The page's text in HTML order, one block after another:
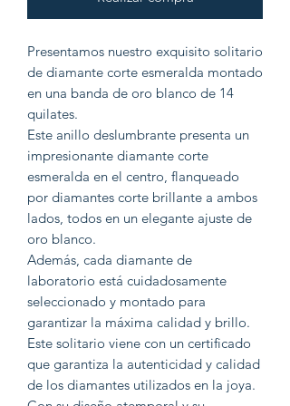
Presentamos nuestro exquisito solitario
de diamante corte esmeralda montado
en una banda de oro blanco de 14
quilates.
Este anillo deslumbrante presenta un
impresionante diamante corte
esmeralda en el centro, flanqueado
por diamantes corte brillante a ambos
lados, todos en un elegante ajuste de
oro blanco.
Además, cada diamante de
laboratorio está cuidadosamente
seleccionado y montado para
garantizar la máxima calidad y brillo.
Este solitario viene con un certificado
que garantiza la autenticidad y calidad
de los diamantes utilizados en la joya.